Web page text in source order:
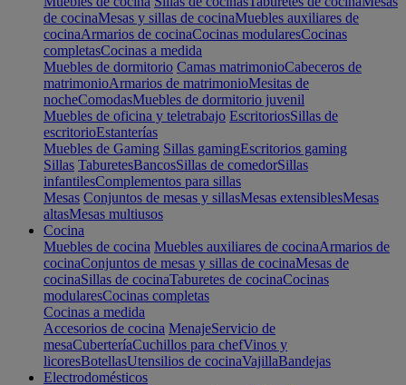
de cocinaMesas y sillas de cocinaMuebles auxiliares de
cocinaArmarios de cocinaCocinas modularesCocinas
completasCocinas a medida
Muebles de dormitorio Camas matrimonioCabeceros de
matrimonioArmarios de matrimonioMesitas de
nocheComodasMuebles de dormitorio juvenil
Muebles de oficina y teletrabajo EscritoriosSillas de
escritorioEstanterías
Muebles de Gaming Sillas gamingEscritorios gaming
Sillas TaburetesBancosSillas de comedorSillas
infantilesComplementos para sillas
Mesas Conjuntos de mesas y sillasMesas extensiblesMesas
altasMesas multiusos
Cocina
Muebles de cocina Muebles auxiliares de cocinaArmarios de
cocinaConjuntos de mesas y sillas de cocinaMesas de
cocinaSillas de cocinaTaburetes de cocinaCocinas
modularesCocinas completas
Cocinas a medida
Accesorios de cocina MenajeServicio de
mesaCuberteríaCuchillos para chefVinos y
licoresBotellasUtensilios de cocinaVajillaBandejas
Electrodomésticos